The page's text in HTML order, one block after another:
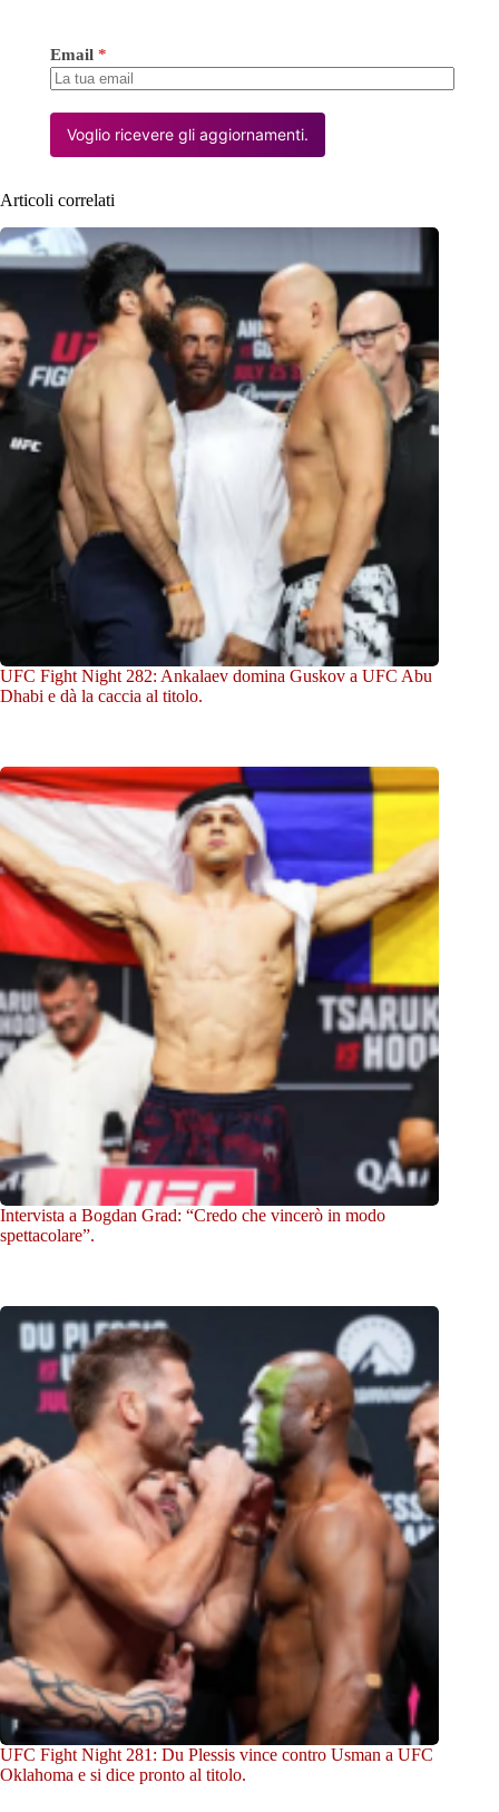
Email *
Voglio ricevere gli aggiornamenti.
Articoli correlati
UFC Fight Night 282: Ankalaev domina Guskov a UFC Abu
Dhabi e dà la caccia al titolo.
Intervista a Bogdan Grad: “Credo che vincerò in modo
spettacolare”.
UFC Fight Night 281: Du Plessis vince contro Usman a UFC
Oklahoma e si dice pronto al titolo.